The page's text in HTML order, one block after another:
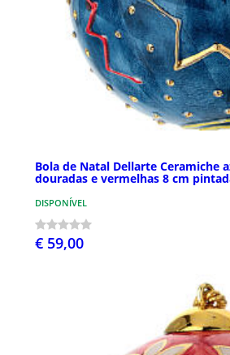
Bola de Natal Dellarte Ceramiche
douradas e vermelhas 8 cm
DISPONÍVEL
€ 59,00